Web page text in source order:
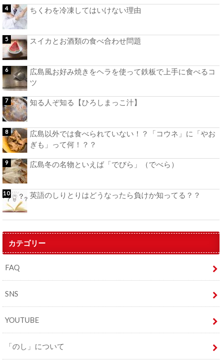
ちくわを冷凍してはいけない理由
スイカとお酒類の食べ合わせ問題
広島風お好み焼きをヘラを使って鉄板で上手に食べるコ
ツ
知る人ぞ知る【ひろしまっこ汁】
広島以外では食べられていない！？「コウネ」に「やお
ぎも」って何！？？
広島冬の名物といえば「でびら」（でべら）
英語のしりとりはどうなったら負けか知ってる？？
カテゴリー
FAQ
SNS
YOUTUBE
「のし」について